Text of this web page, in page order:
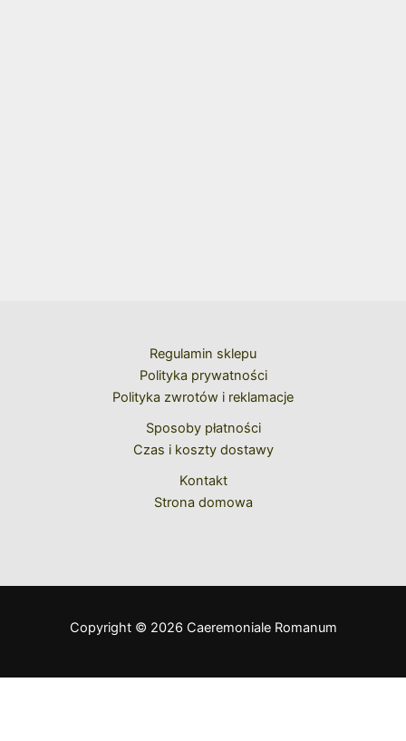
Regulamin sklepu
Polityka prywatności
Polityka zwrotów i reklamacje
Sposoby płatności
Czas i koszty dostawy
Kontakt
Strona domowa
Copyright © 2026 Caeremoniale Romanum